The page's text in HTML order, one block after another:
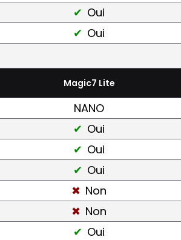
Oui
Oui
Magic7 Lite
NANO
Oui
Oui
Oui
Non
Non
Oui